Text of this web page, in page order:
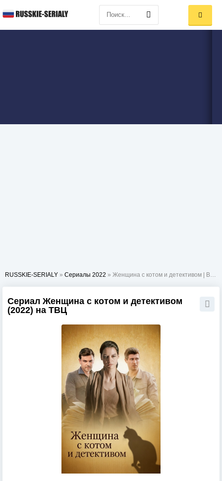
RUSSKIE-SERIALY » Сериалы 2022 » Женщина с котом и детективом | Все сезоны
Сериал Женщина с котом и детективом
(2022) на ТВЦ